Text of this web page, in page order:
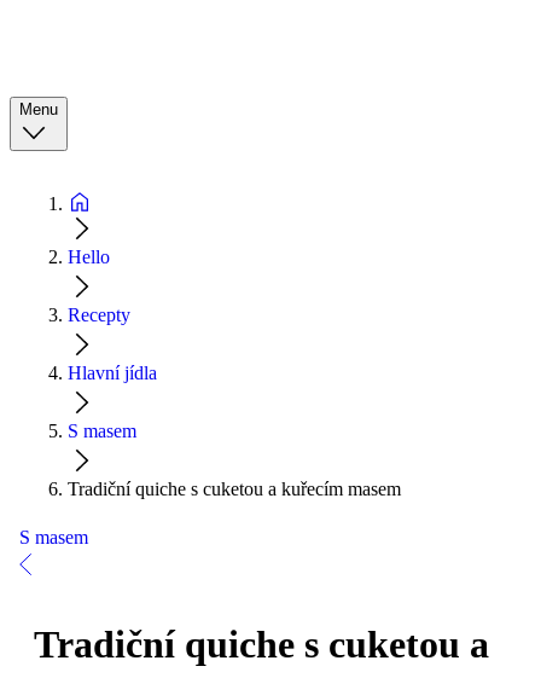
Menu
Hello
Recepty
Hlavní jídla
S masem
Tradiční quiche s cuketou a kuřecím masem
S masem
Tradiční quiche s cuketou a